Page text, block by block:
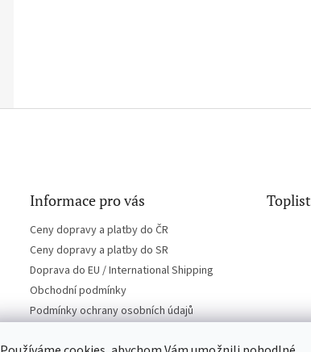
Informace pro vás
Ceny dopravy a platby do ČR
Ceny dopravy a platby do SR
Doprava do EU / International Shipping
Obchodní podmínky
Podmínky ochrany osobních údajů
Toplist